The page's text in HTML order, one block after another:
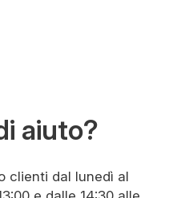
aiuto?
clienti dal lunedì al